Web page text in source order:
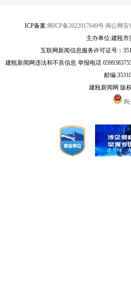
ICP备案:闽ICP备2022017649号 闽公网安
主办单位:建瓯
互联网新闻信息服务许可证号：
建瓯新闻网违法和不良信息 举报电话
邮编
建瓯新闻网 版
闽